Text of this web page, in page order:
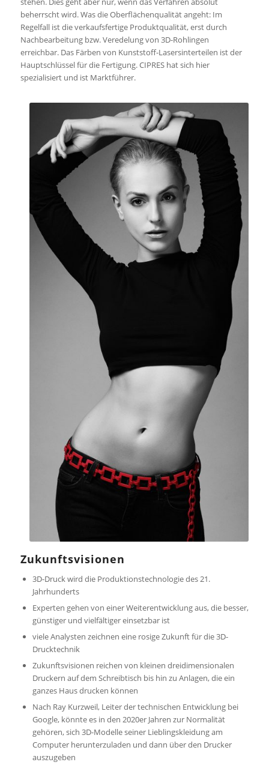
beherrscht wird. Was die Oberflächenqualität angeht: Im
Regelfall ist die verkaufsfertige Produktqualität, erst durch
Nachbearbeitung bzw. Veredelung von 3D-Rohlingen
erreichbar. Das Färben von Kunststoff-Lasersinterteilen ist der
Hauptschlüssel für die Fertigung. CIPRES hat sich hier
spezialisiert und ist Marktführer.
Zukunftsvisionen
3D-Druck wird die Produktionstechnologie des 21.
Jahrhunderts
Experten gehen von einer Weiterentwicklung aus, die besser,
günstiger und vielfältiger einsetzbar ist
viele Analysten zeichnen eine rosige Zukunft für die 3D-
Drucktechnik
Zukunftsvisionen reichen von kleinen dreidimensionalen
Druckern auf dem Schreibtisch bis hin zu Anlagen, die ein
ganzes Haus drucken können
Nach Ray Kurzweil, Leiter der technischen Entwicklung bei
Google, könnte es in den 2020er Jahren zur Normalität
gehören, sich 3D-Modelle seiner Lieblingskleidung am
Computer herunterzuladen und dann über den Drucker
auszugeben